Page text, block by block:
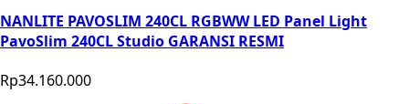
NANLITE PAVOSLIM 240CL RGBWW LED Panel Light
PavoSlim 240CL Studio GARANSI RESMI
Rp34.160.000